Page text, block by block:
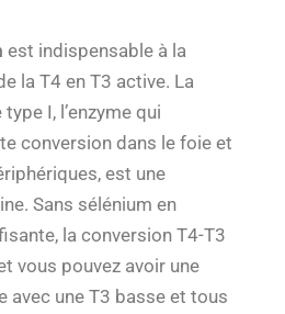
est indispensable à la
la T4 en T3 active. La
I, l’enzyme qui
conversion dans le foie et
est une
Sans sélénium en
la conversion T4-T3
vous pouvez avoir une
avec une T3 basse et tous